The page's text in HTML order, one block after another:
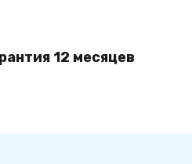
12 месяцев